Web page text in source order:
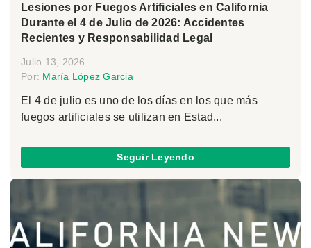
Lesiones por Fuegos Artificiales en California
Durante el 4 de Julio de 2026: Accidentes
Recientes y Responsabilidad Legal
Julio 13, 2026
Por: María López Garcia
El 4 de julio es uno de los días en los que más
fuegos artificiales se utilizan en Estad...
Seguir Leyendo